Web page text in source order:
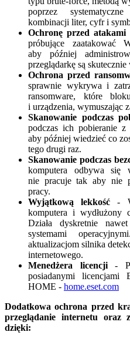
poprzez
kombinacji liter, cyfr i
Ochronę przed
próbujące zaatakować
aby później
przeglądarkę są
Ochrona przed
sprawnie wykrywa i
ransomware, które
i urządzenia, wymuszając
Skanowanie podczas
podczas ich pobieranie
aby później wiedzieć co
tego drugi raz.
Skanowanie podczas
komputera odbywa
nie pracuje tak aby nie
pracy.
Wyjątkową lekkość -
komputera i wydłużony
Działa dyskretnie
systemami
aktualizacjom silnika
internetowego.
Menedżera licencji-
posiadanymi licencjami
HOME - home.eset.com
Dodatkowa ochrona przed
przeglądanie internetu oraz
dzięki: